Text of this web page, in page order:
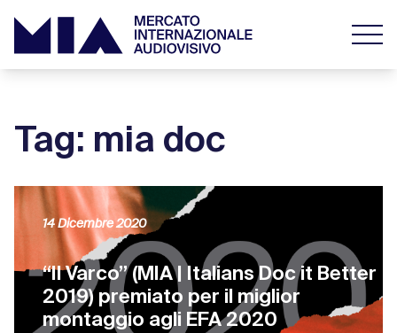
Tag: mia doc
“Il Varco” (MIA | Italians Doc it Better
2019) premiato per il miglior
montaggio agli EFA 2020
14 Dicembre 2020